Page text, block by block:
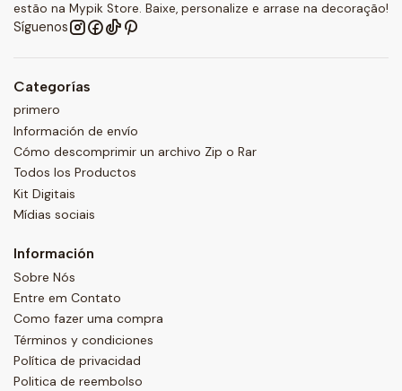
estão na Mypik Store. Baixe, personalize e arrase na decoração!
Síguenos
Categorías
primero
Información de envío
Cómo descomprimir un archivo Zip o Rar
Todos los Productos
Kit Digitais
Mídias sociais
Información
Sobre Nós
Entre em Contato
Como fazer uma compra
Términos y condiciones
Política de privacidad
Politica de reembolso